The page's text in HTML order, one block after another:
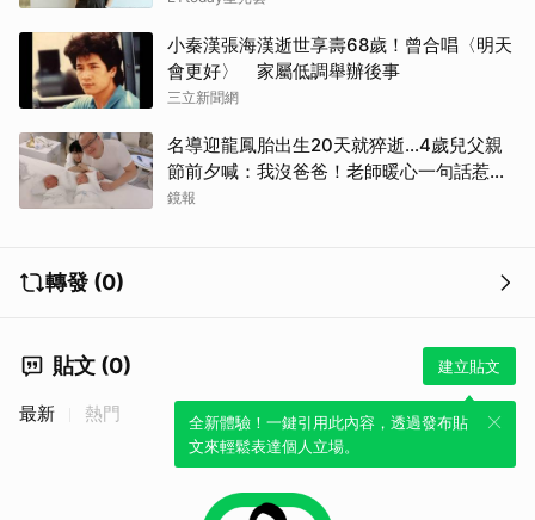
小秦漢張海漢逝世享壽68歲！曾合唱〈明天
會更好〉 家屬低調舉辦後事
三立新聞網
名導迎龍鳳胎出生20天就猝逝...4歲兒父親
節前夕喊：我沒爸爸！老師暖心一句話惹哭
遺孀
鏡報
轉發 (0)
貼文 (0) 建立貼文
全新體驗！一鍵引用此內容，透過發布貼
文來輕鬆表達個人立場。
最新 熱門